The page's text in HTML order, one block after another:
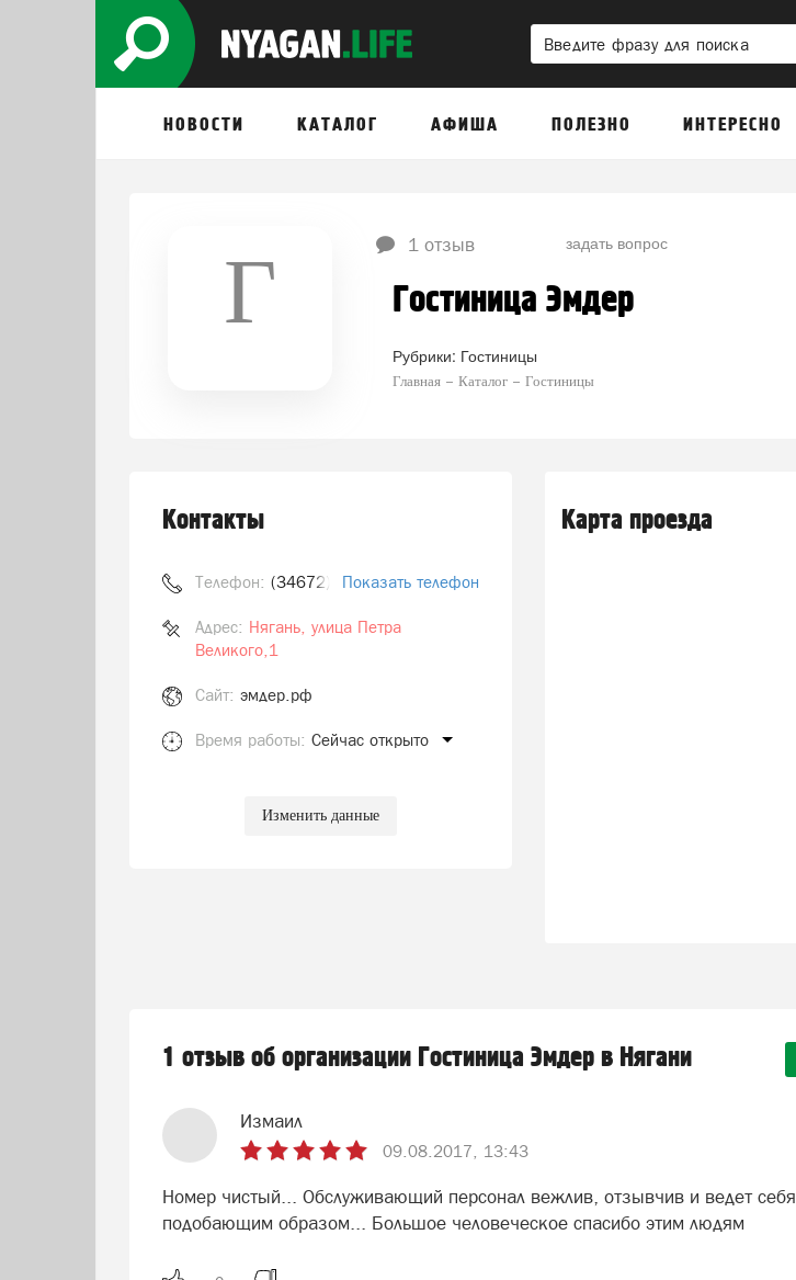
НОВОСТИ КАТАЛОГ АФИША ПОЛЕЗНО ИНТЕРЕСНО
Г 1 отзыв задать вопрос
Гостиница Эмдер
Рубрики: Гостиницы
Главная Каталог Гостиницы
Контакты
Телефон: (34672) 4-08-00Показать телефон
Адрес: Нягань, улица Петра
Великого,1
Сайт: эмдер.рф
Время работы: Сейчас открыто
Изменить данные
Карта проезда
1 отзыв об организации Гостиница Эмдер в Нягани
Измаил
09.08.2017, 13:43
Номер чистый... Обслуживающий персонал вежлив, отзывчив и ведет себя
подобающим образом... Большое человеческое спасибо этим людям